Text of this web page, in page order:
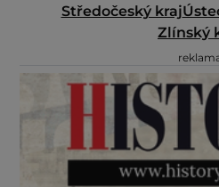
Středočeský kraj
Zlínský